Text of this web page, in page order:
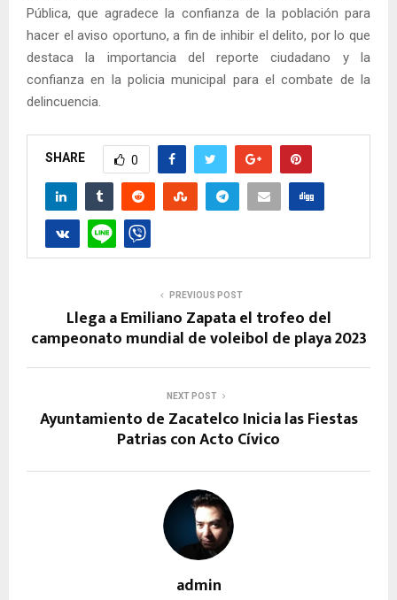
Pública, que agradece la confianza de la población para
hacer el aviso oportuno, a fin de inhibir el delito, por lo que
destaca la importancia del reporte ciudadano y la
confianza en la policia municipal para el combate de la
delincuencia.
SHARE 0
PREVIOUS POST
Llega a Emiliano Zapata el trofeo del
campeonato mundial de voleibol de playa 2023
NEXT POST
Ayuntamiento de Zacatelco Inicia las Fiestas
Patrias con Acto Cívico
admin